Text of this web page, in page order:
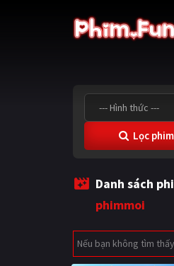
Lọc phim
Danh sách
phimmoi
Nếu bạn không tìm